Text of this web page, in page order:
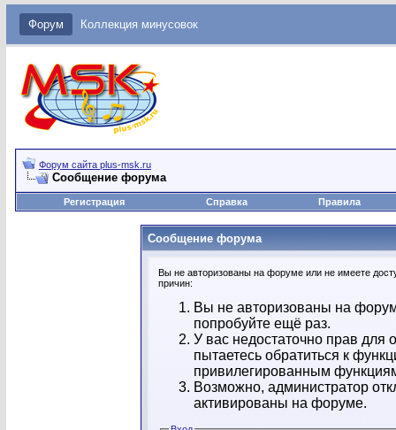
Форум Коллекция минусовок
Форум сайта plus-msk.ru
Сообщение форума
Регистрация Справка Правила
Сообщение форума
Вы не авторизованы на форуме или не имеете
причин:
Вы не авторизованы на
попробуйте ещё раз.
У вас недостаточно прав
пытаетесь обратиться к
привилегированным
Возможно, администратор
активированы на форуме.